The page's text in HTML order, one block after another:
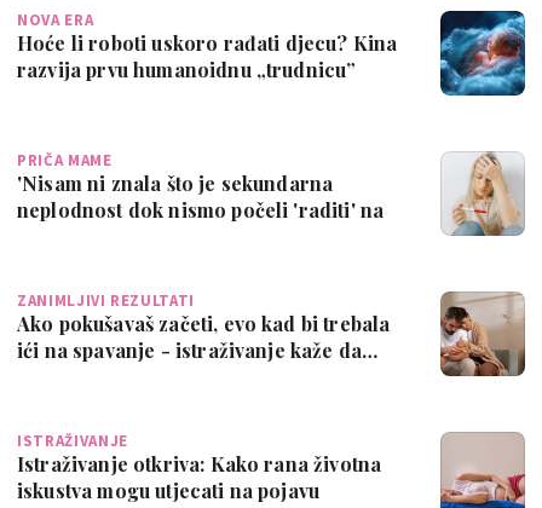
NOVA ERA
Hoće li roboti uskoro rađati djecu? Kina
razvija prvu humanoidnu „trudnicu”
PRIČA MAME
'Nisam ni znala što je sekundarna
neplodnost dok nismo počeli 'raditi' na
ZANIMLJIVI REZULTATI
Ako pokušavaš začeti, evo kad bi trebala
ići na spavanje - istraživanje kaže da…
ISTRAŽIVANJE
Istraživanje otkriva: Kako rana životna
iskustva mogu utjecati na pojavu